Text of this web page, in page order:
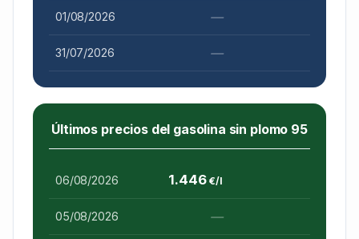
01/08/2026 —
31/07/2026 —
Últimos precios del gasolina sin plomo 95
06/08/2026 1.446€/l
05/08/2026 —